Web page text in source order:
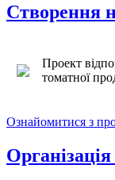
Створення
Проект
томатної
Ознайомитися з